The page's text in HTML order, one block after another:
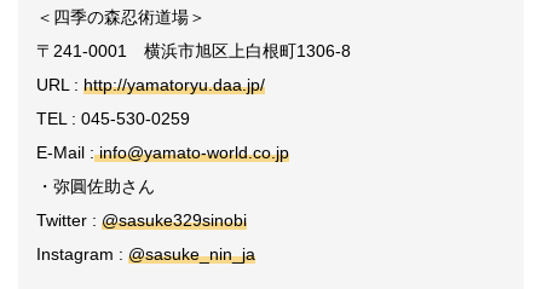
＜四季の森忍術道場＞
〒 241-0001 横浜市旭区上白根町1306-8
URL : http://yamatoryu.daa.jp/
TEL : 045-530-0259
E-Mail :info@yamato-world.co.jp
・弥圓佐助さん
Twitter : @sasuke329sinobi
Instagram : @sasuke_nin_ja